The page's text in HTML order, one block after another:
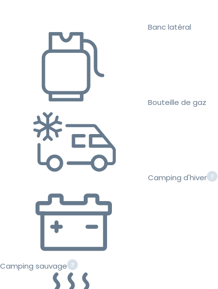
Banc latéral
Bouteille de gaz
Camping d'hiver
Camping sauvage